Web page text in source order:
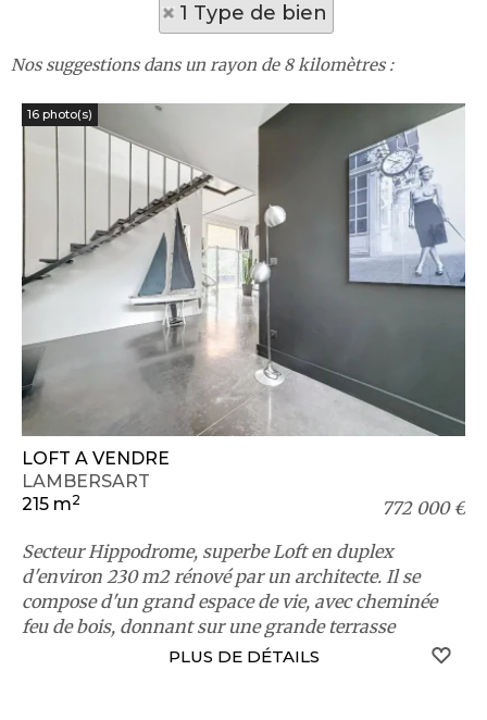
1 Type de bien
Nos suggestions dans un rayon de 8 kilomètres :
16 photo(s)
LOFT A VENDRE
LAMBERSART
215 m2
772 000 €
Secteur Hippodrome, superbe Loft en duplex
d'environ 230 m2 rénové par un architecte. Il se
compose d'un grand espace de vie, avec cheminée
feu de bois, donnant sur une grande terrasse
PLUS DE DÉTAILS